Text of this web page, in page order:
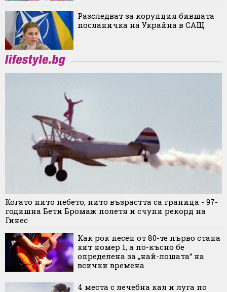
Разследват за корупция бившата
посланичка на Украйна в САЩ
Когато нито небето, нито възрастта са граница - 97-
годишна Бети Бромаж полетя и счупи рекорд на
Гинес
Как рок песен от 80-те първо стана
хит номер 1, а по-късно бе
определена за „най-лошата“ на
всички времена
4 места с лечебна кал и луга по